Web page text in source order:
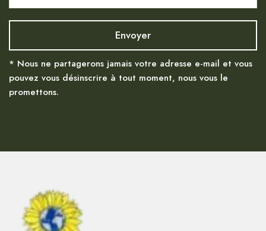
* Nous ne partagerons jamais votre adresse e-mail et vous
pouvez vous désinscrire à tout moment, nous vous le
promettons.